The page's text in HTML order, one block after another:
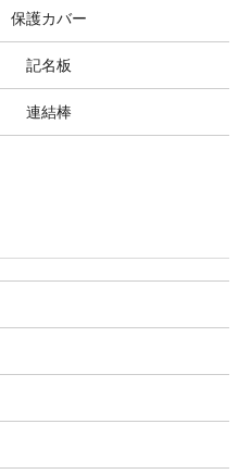
保護カバー
記名板
連結棒